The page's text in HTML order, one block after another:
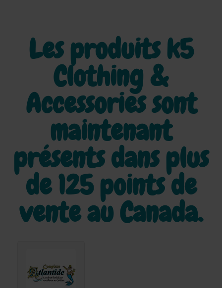
Les produits k5
Clothing &
Accessories sont
maintenant
présents dans plus
de125 points de
vente au Canada.